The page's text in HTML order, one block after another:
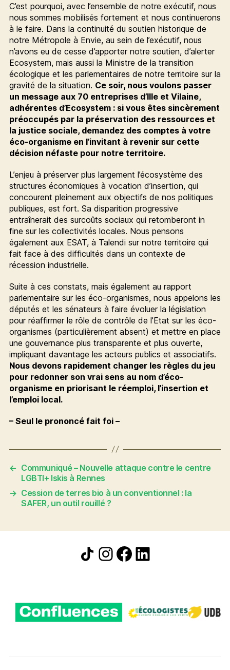
C’est pourquoi, avec l’ensemble de notre exécutif, nous
nous sommes mobilisés fortement et nous continuerons
à le faire. Dans la continuité du soutien historique de
notre Métropole à Envie, au sein de l’exécutif, nous
n’avons eu de cesse d’apporter notre soutien, d’alerter
Ecosystem, mais aussi la Ministre de la transition
écologique et les parlementaires de notre territoire sur la
gravité de la situation. Ce soir, nous voulons passer
un message aux 70 entreprises d’Ille et Vilaine,
adhérentes d’Ecosystem : si vous êtes sincèrement
préoccupés par la préservation des ressources et
la justice sociale, demandez des comptes à votre
éco-organisme en l’invitant à revenir sur cette
décision néfaste pour notre territoire.
L’enjeu à préserver plus largement l’écosystème des
structures économiques à vocation d’insertion, qui
concourent pleinement aux objectifs de nos politiques
publiques, est fort. Sa disparition progressive
entraînerait des surcoûts sociaux qui retomberont in
fine sur les collectivités locales. Nous pensons
également aux ESAT, à Talendi sur notre territoire qui
fait face à des difficultés dans un contexte de
récession industrielle.
Suite à ces constats, mais également au rapport
parlementaire sur les éco-organismes, nous appelons les
députés et les sénateurs à faire évoluer la législation
pour réaffirmer le rôle de contrôle de l’Etat sur les éco-
organismes (particulièrement absent) et mettre en place
une gouvernance plus transparente et plus ouverte,
impliquant davantage les acteurs publics et associatifs.
Nous devons rapidement changer les règles du jeu
pour redonner son vrai sens au nom d’éco-
organisme en priorisant le réemploi, l’insertion et
l’emploi local.
– Seul le prononcé fait foi –
← Communiqué – Nouvelle attaque contre le centre
LGBTI+ Iskis à Rennes
→ Cession de terres bio à un conventionnel : la
SAFER, un outil rouillé ?
Icône de partage
Instagram
Facebook
LinkedIn